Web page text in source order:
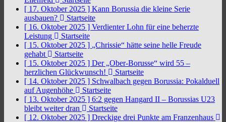
[ 17. Oktober 2025 ] Kann Borussia die kleine Serie
ausbauen?
Startseite
[ 16. Oktober 2025 ] Verdienter Lohn für eine beherzte
Leistung
Startseite
[ 15. Oktober 2025 ] „Chrissie“ hätte seine helle Freude
gehabt
Startseite
[ 15. Oktober 2025 ] Der „Ober-Borusse“ wird 55 –
herzlichen Glückwunsch!
Startseite
[ 14. Oktober 2025 ] Schwalbach gegen Borussia: Pokalduell
auf Augenhöhe
Startseite
[ 13. Oktober 2025 ] 6:2 gegen Hangard II – Borussias U23
bleibt weiter dran
Startseite
[ 12. Oktober 2025 ] Dreckige drei Punkte am Franzenhaus